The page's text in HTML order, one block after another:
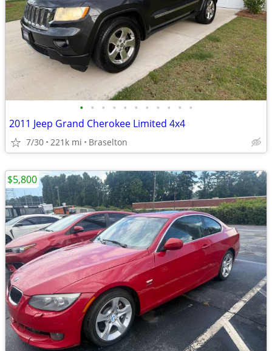
• • • • • • • • • • •
2011 Jeep Grand Cherokee Limited 4x4
7/30 221k mi Braselton
$5,800